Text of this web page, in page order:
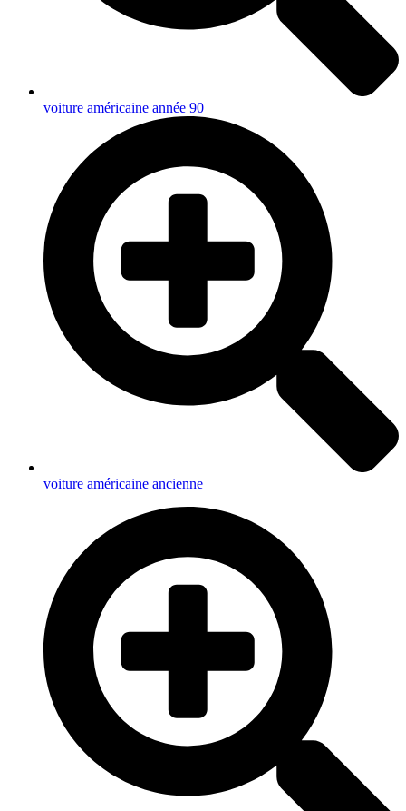
voiture américaine année 90
voiture américaine ancienne